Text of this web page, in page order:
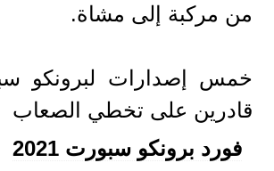
من مركبة إلى مشاة.
قادرين على تخطي الصعاب
فورد برونكو سبورت 2021